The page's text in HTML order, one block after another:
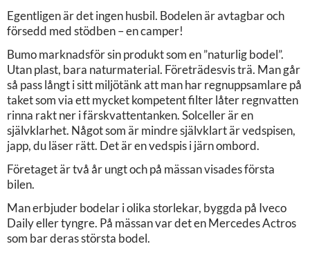
Egentligen är det ingen husbil. Bodelen är avtagbar och
försedd med stödben – en camper!
Bumo marknadsför sin produkt som en ”naturlig bodel”.
Utan plast, bara naturmaterial. Företrädesvis trä. Man går
så pass långt i sitt miljötänk att man har regnuppsamlare på
taket som via ett mycket kompetent filter låter regnvatten
rinna rakt ner i färskvattentanken. Solceller är en
självklarhet. Något som är mindre självklart är vedspisen,
japp, du läser rätt. Det är en vedspis i järn ombord.
Företaget är två år ungt och på mässan visades första
bilen.
Man erbjuder bodelar i olika storlekar, byggda på Iveco
Daily eller tyngre. På mässan var det en Mercedes Actros
som bar deras största bodel.